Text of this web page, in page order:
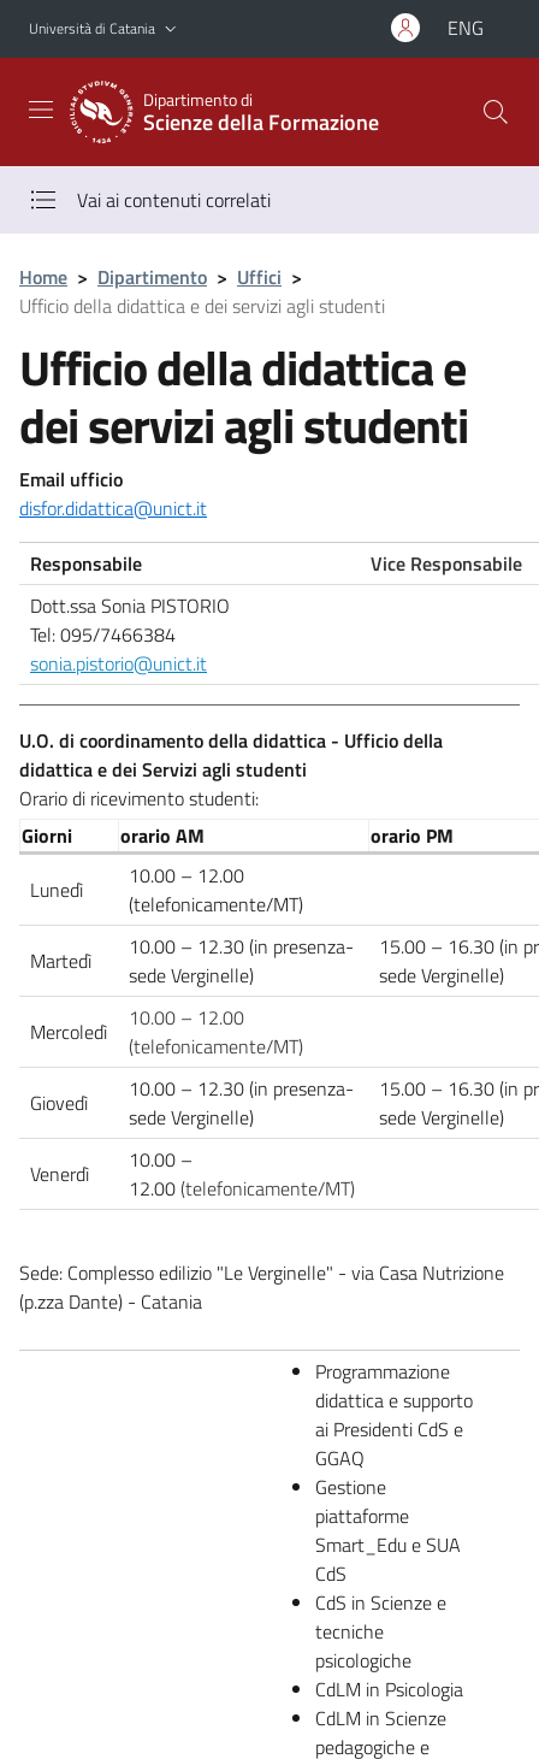
Vai al contenuto principale
Vai al menu di navigazione
Università di Catania ENG
Dipartimento di
Scienze della Formazione
Vai ai contenuti correlati
Home > Dipartimento > Uffici >
Ufficio della didattica e dei servizi agli studenti
Ufficio della didattica e
dei servizi agli studenti
Email ufficio
disfor.didattica@unict.it
Responsabile
Vice Responsabile
Dott.ssa Sonia PISTORIO
Tel: 095/7466384
sonia.pistorio@unict.it
U.O. di coordinamento della didattica - Ufficio della
didattica e dei Servizi agli studenti
Orario di ricevimento studenti:
Giorni
orario AM
orario PM
Lunedì
10.00 – 12.00
(telefonicamente/MT)
Martedì
10.00 – 12.30 (in presenza-
sede Verginelle)
15.00 – 16.30 (in
sede Verginelle)
Mercoledì
10.00 – 12.00
(telefonicamente/MT)
Giovedì
10.00 – 12.30 (in presenza-
sede Verginelle)
15.00 – 16.30 (in
sede Verginelle)
Venerdì
10.00 –
12.00(telefonicamente/MT)
Sede: Complesso edilizio "Le Verginelle" - via Casa Nutrizione
(p.zza Dante) - Catania
Programmazione
didattica e supporto
ai Presidenti CdS e
GGAQ
Gestione
piattaforme
Smart_Edu e SUA
CdS
CdS in Scienze e
tecniche
psicologiche
CdLM in Psicologia
CdLM in Scienze
pedagogiche e